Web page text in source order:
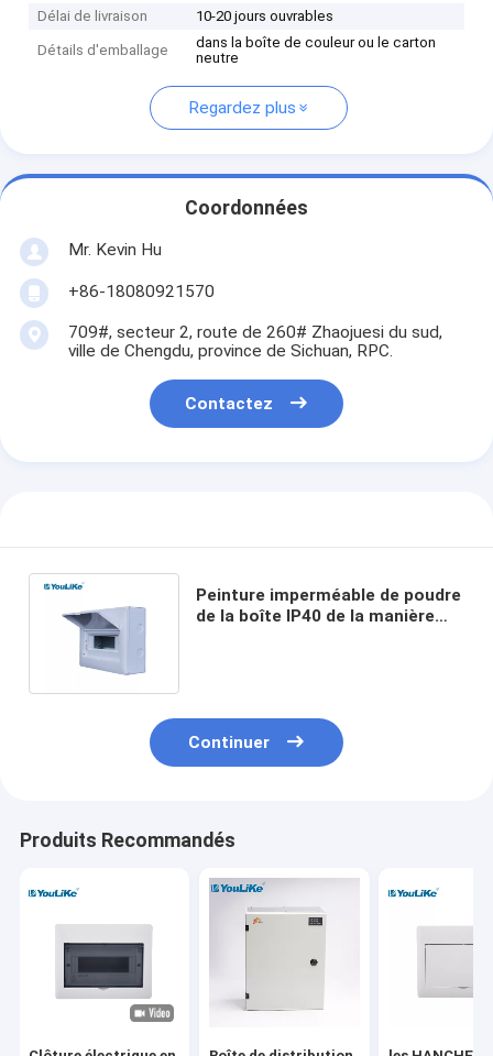
Délai de livraison 10-20 jours ouvrables
Détails d'emballage
dans la boîte de couleur ou le carton
neutre
Regardez plus
Coordonnées
Mr. Kevin Hu
+86-18080921570
709#, secteur 2, route de 260# Zhaojuesi du sud,
ville de Chengdu, province de Sichuan, RPC.
Contactez
Peinture imperméable de poudre
de la boîte IP40 de la manière
Continuer
Produits Recommandés